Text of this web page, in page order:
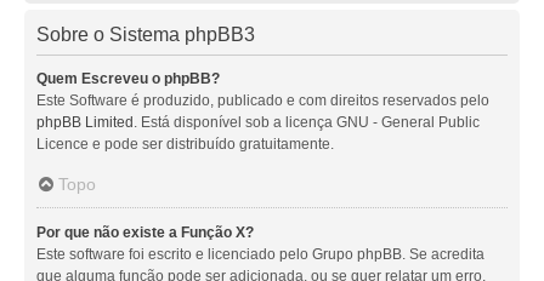
Sobre o Sistema phpBB3
Quem Escreveu o phpBB?
Este Software é produzido, publicado e com direitos reservados pelo
phpBB Limited. Está disponível sob a licença GNU - General Public
Licence e pode ser distribuído gratuitamente.
Topo
Por que não existe a Função X?
Este software foi escrito e licenciado pelo Grupo phpBB. Se acredita
que alguma função pode ser adicionada, ou se quer relatar um erro,